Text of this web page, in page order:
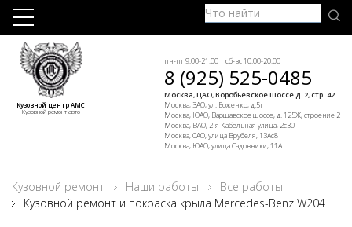
Кузовной центр АМС
Кузовной ремонт авто
пн-пт 9:00-21:00 | сб-вс 10:00-20:00
8 (925) 525-0485
Москва, ЦАО, Воробьевское шоссе д. 2, стр. 42
Москва, ЗАО, ул. Боженко, д.5г
Москва, ЮАО, Варшавское шоссе, д. 125Ж, строение 2
Москва, ВАО, 2-я Кабельная улица, 2с30
Москва, САО, улица Врубеля, 13Ас8
Москва, ЮАО, улица Садовники, 11А
Кузовной ремонт Наши работы
Все работы
Кузовной ремонт и покраска крыла Mercedes-Benz W204